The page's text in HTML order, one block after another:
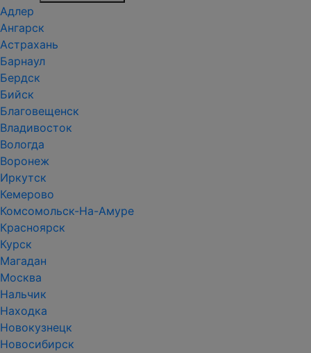
Адлер
Ангарск
Астрахань
Барнаул
Бердск
Бийск
Благовещенск
Владивосток
Вологда
Воронеж
Иркутск
Кемерово
Комсомольск-На-Амуре
Красноярск
Курск
Магадан
Москва
Нальчик
Находка
Новокузнецк
Новосибирск